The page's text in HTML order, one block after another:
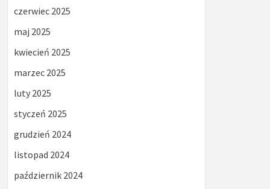
czerwiec 2025
maj 2025
kwiecień 2025
marzec 2025
luty 2025
styczeń 2025
grudzień 2024
listopad 2024
październik 2024